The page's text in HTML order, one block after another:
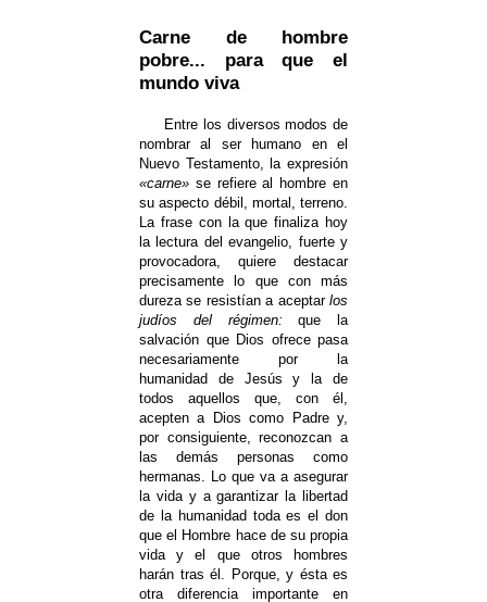
Carne de hombre
pobre... para que el
mundo viva
Entre los diversos modos de
nombrar al ser humano en el
Nuevo Testamento, la expresión
«carne» se refiere al hombre en
su aspecto débil, mortal, terreno.
La frase con la que finaliza hoy
la lectura del evangelio, fuerte y
provocadora, quiere destacar
precisamente lo que con más
dureza se resistían a aceptar los
judíos del régimen:que la
salvación que Dios ofrece pasa
necesariamente por la
humanidad de Jesús y la de
todos aquellos que, con él,
acepten a Dios como Padre y,
por consiguiente, reconozcan a
las demás personas como
hermanas. Lo que va a asegurar
la vida y a garantizar la libertad
de la humanidad toda es el don
que el Hombre hace de su propia
vida y el que otros hombres
harán tras él. Porque, y ésta es
otra diferencia importante en